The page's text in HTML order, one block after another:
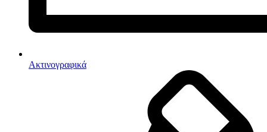
Ακτινογραφικά